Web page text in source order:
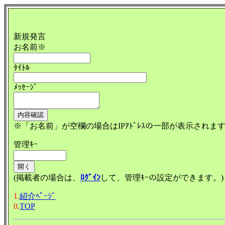
新規発言
お名前※
ﾀｲﾄﾙ
ﾒｯｾｰｼﾞ
※「お名前」が空欄の場合はIPｱﾄﾞﾚｽの一部が表示されま
管理ｷｰ
(掲載者の場合は、 ﾛｸﾞｲﾝして、管理ｷｰの設定ができます。)
1.紹介ﾍﾟｰｼﾞ
0.TOP